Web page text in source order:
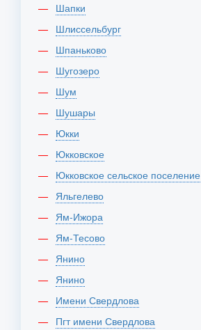
Шапки
Шлиссельбург
Шпаньково
Шугозеро
Шум
Шушары
Юкки
Юкковское
Юкковское сельское поселение
Яльгелево
Ям-Ижора
Ям-Тесово
Янино
Янино
имени Свердлова
пгт имени Свердлова